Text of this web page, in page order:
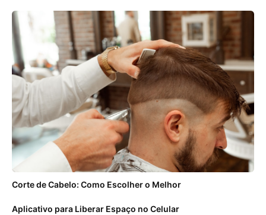
Corte de Cabelo: Como Escolher o Melhor
Aplicativo para Liberar Espaço no Celular